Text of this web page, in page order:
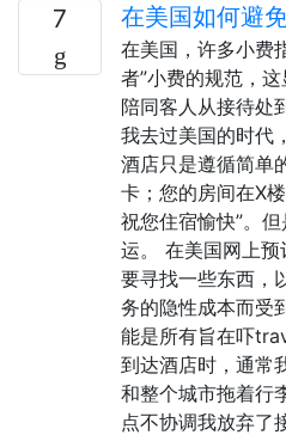
7 在美国如何避
在美国，许多小费
者”小费的规范，
陪同客人从接待处
我去过美国的时代
酒店只是遵循简单
卡；您的房间在X
祝您住宿愉快”。
运。 在美国网上
要寻找一些东西，
务的隐性成本而受
能是所有旨在吓
到达酒店时，通常
和整个城市拖着行
点不协调我放弃了